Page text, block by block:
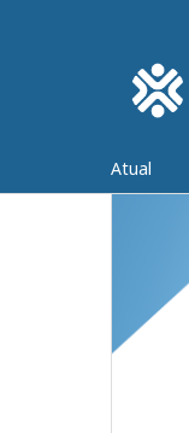
Atual